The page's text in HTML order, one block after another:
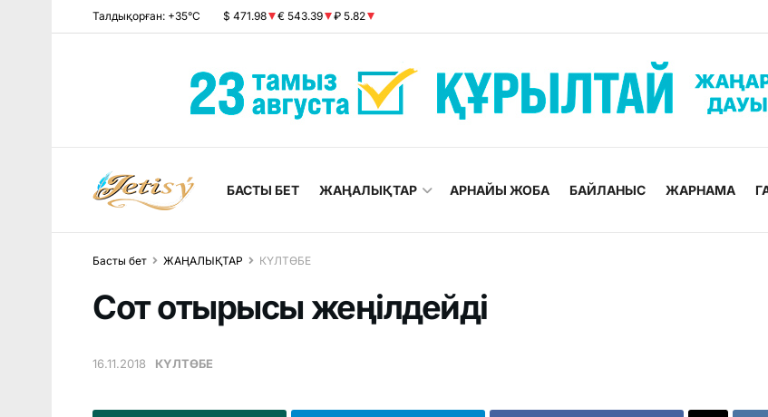
Талдықорған: +35°C $ 471.98 € 543.39 ₽ 5.82
БАСТЫ БЕТ ЖАҢАЛЫҚТАР АРНАЙЫ ЖОБА БАЙЛАНЫС ЖАРНАМА
Басты бет ЖАҢАЛЫҚТАР КҮЛТӨБЕ
Сот отырысы жеңілдейді
16.11.2018 КҮЛТӨБЕ